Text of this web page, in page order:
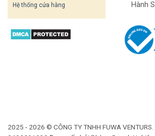
Hệ thống cửa hàng
Hành
2025 - 2026 © CÔNG TY TNHH FUWA VENTURS.